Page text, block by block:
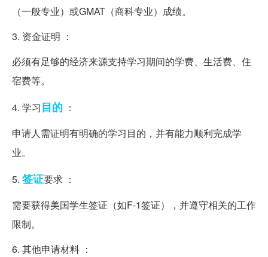
（一般专业）或GMAT（商科专业）成绩。
3. 资金证明 ：
必须有足够的经济来源支持学习期间的学费、生活费、住
宿费等。
4. 学习目的 ：
申请人需证明有明确的学习目的，并有能力顺利完成学
业。
5. 签证要求 ：
需要获得美国学生签证（如F-1签证），并遵守相关的工作
限制。
6. 其他申请材料 ：